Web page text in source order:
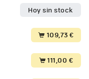
Hoy sin stock
109,73 €
111,00 €